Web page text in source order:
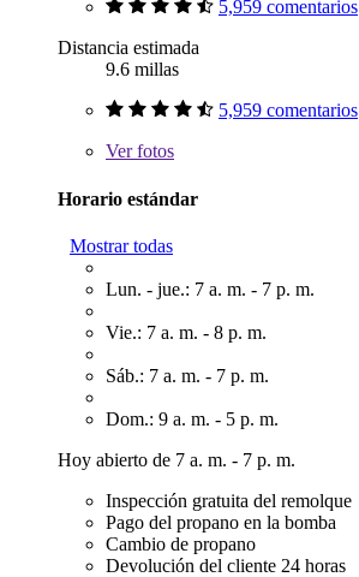
5,959 comentarios
Distancia estimada
9.6 millas
5,959 comentarios
Verfotos
Horario estándar
Mostrar todas
Lun. - jue.: 7 a. m. - 7 p. m.
Vie.: 7 a. m. - 8 p. m.
Sáb.: 7 a. m. - 7 p. m.
Dom.: 9 a. m. - 5 p. m.
Hoy abierto de 7 a. m. - 7 p. m.
Inspección gratuita del remolque
Pago del propano en la bomba
Cambio de propano
Devolución del cliente 24 horas